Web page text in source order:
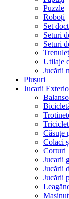
Puzzle
Roboți
Set
Seturi
Seturi
Utilaje
Jucării
Plușuri
Jucarii
Căsuțe
Colaci
Corturi
Jucarii
Jucării
Jucării